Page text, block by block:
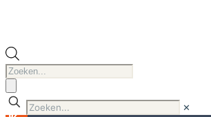
Producten
zoeken
✕